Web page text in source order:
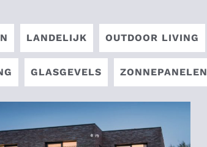
LANDELIJK OUTDOOR LIVING
GLASGEVELS ZONNEPANELEN